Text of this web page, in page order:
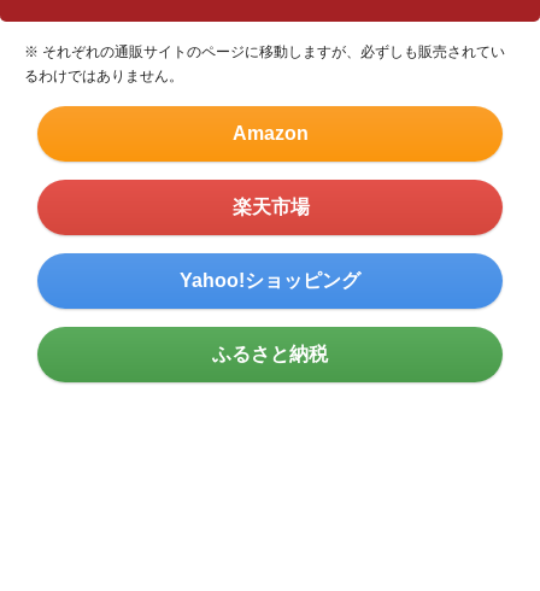
※ それぞれの通販サイトのページに移動しますが、必ずしも販売されてい
るわけではありません。
Amazon
楽天市場
Yahoo!ショッピング
ふるさと納税